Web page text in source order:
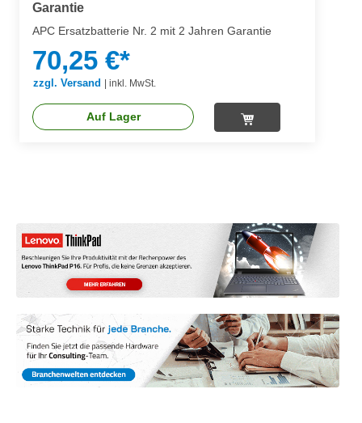
Garantie
APC Ersatzbatterie Nr. 2 mit 2 Jahren Garantie
70,25 €*
zzgl. Versand inkl. MwSt.
Auf Lager